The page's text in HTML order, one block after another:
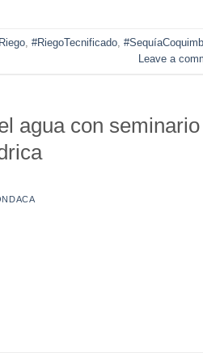
#RiegoTecnificado
Leave a
agua con seminario